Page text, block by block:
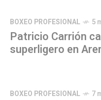
BOXEO PROFESIONAL 5
Patricio Carrión
superligero en
BOXEO PROFESIONAL 7